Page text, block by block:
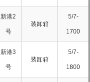
新港2
号
装卸箱
5/7-
1700
新港3
号
装卸箱
5/7-
1800